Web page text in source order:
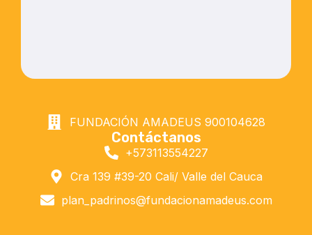
FUNDACIÓN AMADEUS 900104628
Contáctanos
+573113554227
Cra 139 #39-20 Cali/ Valle del Cauca
plan_padrinos@fundacionamadeus.com